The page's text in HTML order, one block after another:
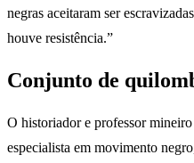
negras aceitaram ser
houve resistência.”
Conjunto de
O historiador e professor
especialista em movimento